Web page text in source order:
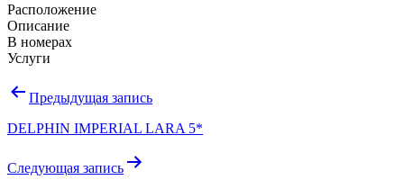
Расположение
Описание
В номерах
Услуги
Навигация
записям
Предыдущая запись
DELPHIN IMPERIAL LARA 5*
Следующая запись